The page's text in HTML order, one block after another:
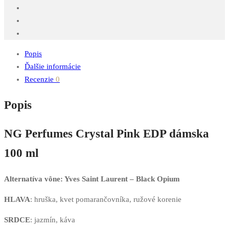
Popis
Ďalšie informácie
Recenzie 0
Popis
NG Perfumes Crystal Pink EDP dámska
100 ml
Alternatíva vône: Yves Saint Laurent – Black Opium
HLAVA: hruška, kvet pomarančovníka, ružové korenie
SRDCE: jazmín, káva